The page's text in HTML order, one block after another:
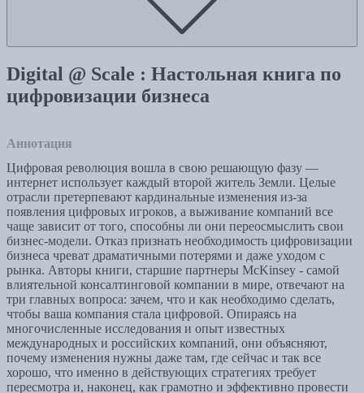
Digital @ Scale : Настольная книга по
цифровизации бизнеса
Аннотация
Цифровая революция вошла в свою решающую фазу —
интернет использует каждый второй житель Земли. Целые
отрасли претерпевают кардинальные изменения из-за
появления цифровых игроков, а выживание компаний все
чаще зависит от того, способны ли они переосмыслить свои
бизнес-модели. Отказ признать необходимость цифровизации
бизнеса чреват драматичными потерями и даже уходом с
рынка. Авторы книги, старшие партнеры McKinsey - самой
влиятельной консалтинговой компании в мире, отвечают на
три главных вопроса: зачем, что и как необходимо сделать,
чтобы ваша компания стала цифровой. Опираясь на
многочисленные исследования и опыт известных
международных и российских компаний, они объясняют,
почему изменения нужны даже там, где сейчас и так все
хорошо, что именно в действующих стратегиях требует
пересмотра и, наконец, как грамотно и эффективно провести